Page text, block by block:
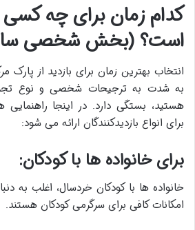
کدام زمان برای چه
است؟ (بخش شخصی
انتخاب بهترین زمان برای بازدید از پارک
به شدت به ترجیحات شخصی و نوع
هستید، بستگی دارد. در اینجا
برای انواع بازدیدکنندگان ارائه می شود:
برای خانواده ها با کودکان:
خانواده ها با کودکان خردسال، اغلب به
امکانات کافی برای سرگرمی کودکان هستند.